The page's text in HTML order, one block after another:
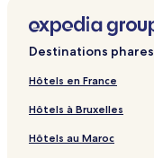
Destinations phares
Hôtels en France
Hôtels à Bruxelles
Hôtels au Maroc